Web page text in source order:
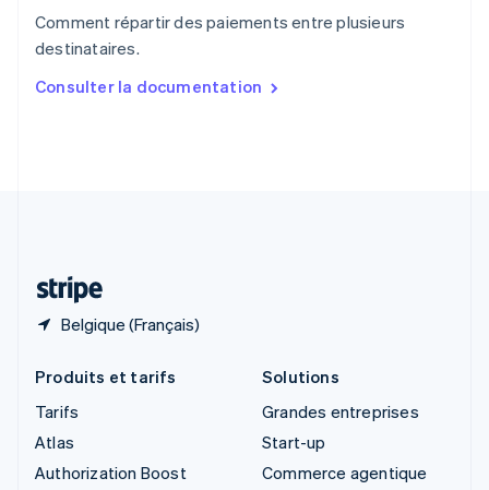
Comment répartir des paiements entre plusieurs
destinataires.
Consulter la documentation
Belgique (Français)
Singapour
English简体中文
English
Produits et tarifs
Tarifs
Atlas
Authorization Boost
Solutions
Grandes entreprises
Start-up
Commerce agentique